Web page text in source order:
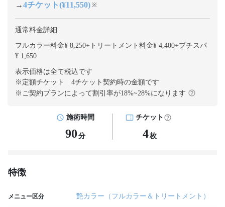
→4チケット(¥11,550) ※
通常料金詳細
フルカラー料金¥ 8,250+ トリートメント料金¥ 4,400+プチスパ
¥ 1,650
表示価格は全て税込です
※定額チケット 4チケット契約時の金額です
※ご契約プランによって割引率が18%~28%になります
施術時間
90 分
チケット
4枚
特徴
メニュー区分 艶カラー（フルカラー＆トリートメント）